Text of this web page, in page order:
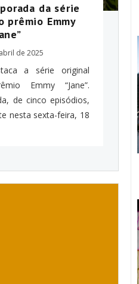
da série
prêmio Emmy
de 2025
a série original
Emmy “Jane”.
de cinco episódios,
nesta sexta-feira, 18